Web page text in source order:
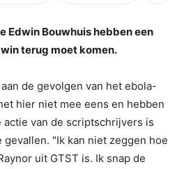
Edwin Bouwhuis hebben een
terug moet komen.
de gevolgen van het ebola-
hier niet mee eens en hebben
van de scriptschrijvers is
"Ik kan niet zeggen hoe
uit GTST is. Ik snap de